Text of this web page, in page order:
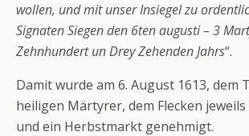
wollen, und mit unser Insiegel zu
Signaten Siegen den 6ten augusti – 3
Zehnhundert un Drey Zehenden Jahrs“.
Damit wurde am 6. August 1613, dem
heiligen Märtyrer, dem Flecken
und ein Herbstmarkt genehmigt.